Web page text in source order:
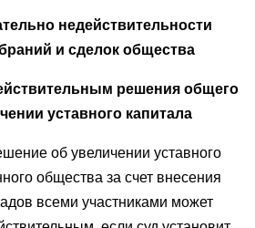
недействительности
и сделок общества
решения общего
уставного капитала
об увеличении уставного
общества за счет внесения
всеми участниками может